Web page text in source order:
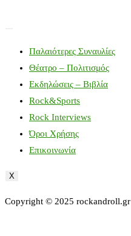
Παλαιότερες Συναυλίες
Θέατρο – Πολιτισμός
Εκδηλώσεις – Βιβλία
Rock&Sports
Rock Interviews
Όροι Χρήσης
Επικοινωνία
X
Copyright © 2025 rockandroll.gr